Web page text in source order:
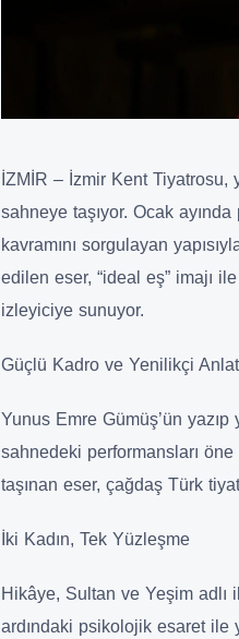
İZMİR – İzmir Kent Tiyatrosu,
sahneye taşıyor. Ocak
kavramını sorgulayan
edilen eser, “ideal eş” imajı
izleyiciye sunuyor.
Güçlü Kadro ve Yenilikçi
Yunus Emre Gümüş’ün
sahnedeki performansları öne
taşınan eser, çağdaş Türk
İki Kadın, Tek Yüzleşme
Hikâye, Sultan ve Yeşim adlı
ardındaki psikolojik esaret ile